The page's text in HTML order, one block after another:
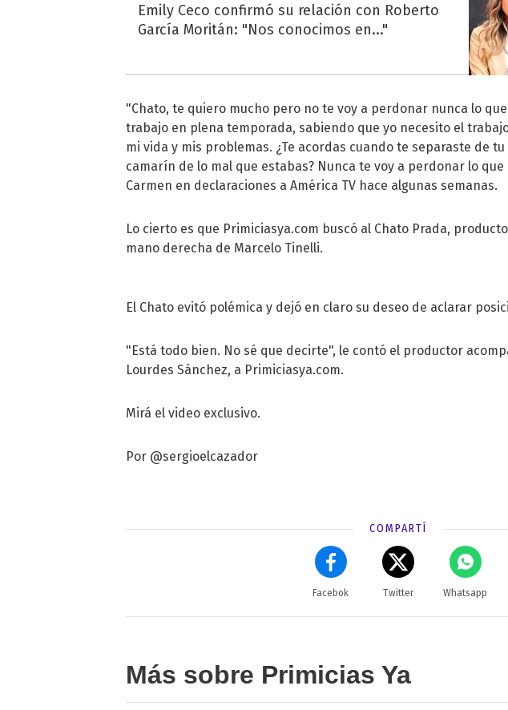
Emily Ceco confirmó su relación con Roberto
García Moritán: "Nos conocimos en..."
"Chato, te quiero mucho pero no te voy a perdonar nunca lo
trabajo en plena temporada, sabiendo que yo necesito el
mi vida y mis problemas. ¿Te acordas cuando te separaste de
camarín de lo mal que estabas? Nunca te voy a perdonar lo
Carmen en declaraciones a América TV hace algunas semanas.
Lo cierto es que Primiciasya.com buscó al Chato Prada,
mano derecha de Marcelo Tinelli.
El Chato evitó polémica y dejó en claro su deseo de aclarar
"Está todo bien. No sé que decirte", le contó el productor
Lourdes Sánchez, a Primiciasya.com.
Mirá el video exclusivo.
Por @sergioelcazador
COMPARTÍ
Facebok Twitter Whatsapp
Más sobre Primicias Ya